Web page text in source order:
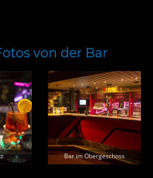
von der Bar
Bar im Obergeschoss